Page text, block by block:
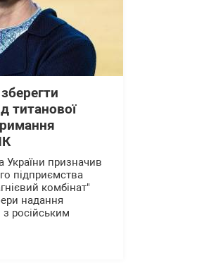
титанової
призначив
підприємства
комбінат"
надання
російським